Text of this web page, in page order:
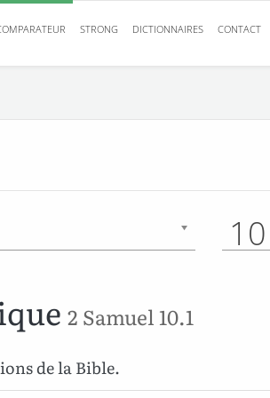
STRONG DICTIONNAIRES CONTACT
10
2 Samuel 10.1
de la Bible.